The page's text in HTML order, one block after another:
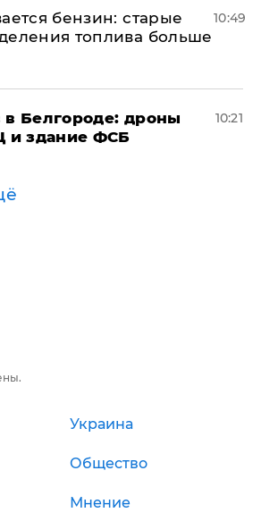
бензин: старые
топлива больше
10:49
Белгороде: дроны
и здание ФСБ
10:21
Украина
Общество
Мнение